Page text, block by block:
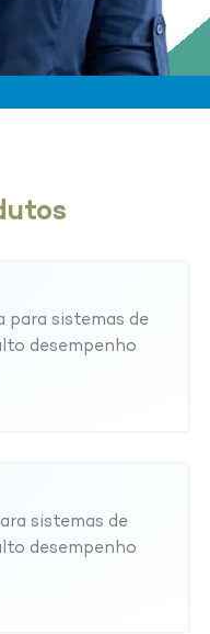
para sistemas de
desempenho
sistemas de
desempenho